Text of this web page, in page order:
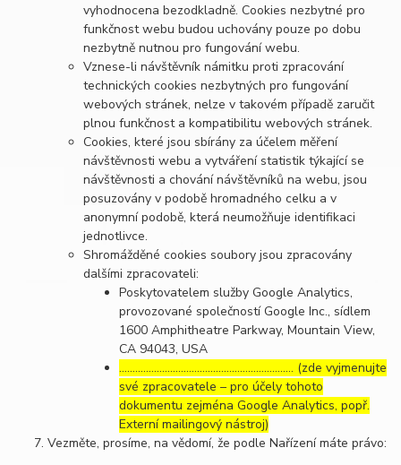
vyhodnocena bezodkladně. Cookies nezbytné pro
funkčnost webu budou uchovány pouze po dobu
nezbytně nutnou pro fungování webu.
Vznese-li návštěvník námitku proti zpracování
technických cookies nezbytných pro fungování
webových stránek, nelze v takovém případě zaručit
plnou funkčnost a kompatibilitu webových stránek.
Cookies, které jsou sbírány za účelem měření
návštěvnosti webu a vytváření statistik týkající se
návštěvnosti a chování návštěvníků na webu, jsou
posuzovány v podobě hromadného celku a v
anonymní podobě, která neumožňuje identifikaci
jednotlivce.
Shromážděné cookies soubory jsou zpracovány
dalšími zpracovateli:
Poskytovatelem služby Google Analytics,
provozované společností Google Inc., sídlem
1600 Amphitheatre Parkway, Mountain View,
CA 94043, USA
……………………………………………………..… (zde vyjmenujte
své zpracovatele – pro účely tohoto
dokumentu zejména Google Analytics, popř.
Externí mailingový nástroj)
Vezměte, prosíme, na vědomí, že podle Nařízení máte právo: